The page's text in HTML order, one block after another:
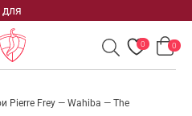
для
0 0
Pierre Frey — Wahiba — The